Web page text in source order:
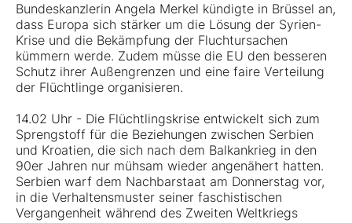
Bundeskanzlerin Angela Merkel kündigte in Brüssel an,
dass Europa sich stärker um die Lösung der Syrien-
Krise und die Bekämpfung der Fluchtursachen
kümmern werde. Zudem müsse die EU den besseren
Schutz ihrer Außengrenzen und eine faire Verteilung
der Flüchtlinge organisieren.
14.02 Uhr - Die Flüchtlingskrise entwickelt sich zum
Sprengstoff für die Beziehungen zwischen Serbien
und Kroatien, die sich nach dem Balkankrieg in den
90er Jahren nur mühsam wieder angenähert hatten.
Serbien warf dem Nachbarstaat am Donnerstag vor,
in die Verhaltensmuster seiner faschistischen
Vergangenheit während des Zweiten Weltkriegs